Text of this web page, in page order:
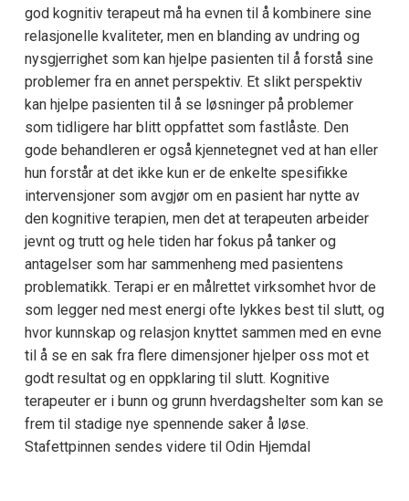
god kognitiv terapeut må ha evnen til å kombinere sine
relasjonelle kvaliteter, men en blanding av undring og
nysgjerrighet som kan hjelpe pasienten til å forstå sine
problemer fra en annet perspektiv. Et slikt perspektiv
kan hjelpe pasienten til å se løsninger på problemer
som tidligere har blitt oppfattet som fastlåste. Den
gode behandleren er også kjennetegnet ved at han eller
hun forstår at det ikke kun er de enkelte spesifikke
intervensjoner som avgjør om en pasient har nytte av
den kognitive terapien, men det at terapeuten arbeider
jevnt og trutt og hele tiden har fokus på tanker og
antagelser som har sammenheng med pasientens
problematikk. Terapi er en målrettet virksomhet hvor de
som legger ned mest energi ofte lykkes best til slutt, og
hvor kunnskap og relasjon knyttet sammen med en evne
til å se en sak fra flere dimensjoner hjelper oss mot et
godt resultat og en oppklaring til slutt. Kognitive
terapeuter er i bunn og grunn hverdagshelter som kan se
frem til stadige nye spennende saker å løse.
Stafettpinnen sendes videre til Odin Hjemdal